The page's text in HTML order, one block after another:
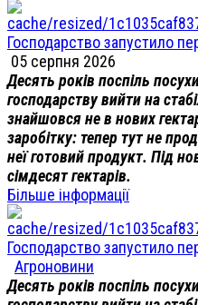
Господарство запустило
05 серпня 2026
Десять років поспіль
господарству вийти на
знайшовся не в нових
заробітку: тепер тут не
неї готовий продукт. Під
сімдесят гектарів.
Більше інформації
Господарство запустило
Агроновини
Десять років поспіль